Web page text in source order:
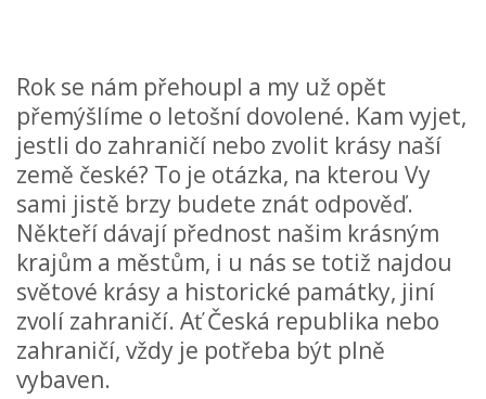
Rok se nám přehoupl a my už opět
přemýšlíme o letošní dovolené. Kam vyjet,
jestli do zahraničí nebo zvolit krásy naší
země české? To je otázka, na kterou Vy
sami jistě brzy budete znát odpověď.
Někteří dávají přednost našim krásným
krajům a městům, i u nás se totiž najdou
světové krásy a historické památky, jiní
zvolí zahraničí. Ať Česká republika nebo
zahraničí, vždy je potřeba být plně
vybaven.